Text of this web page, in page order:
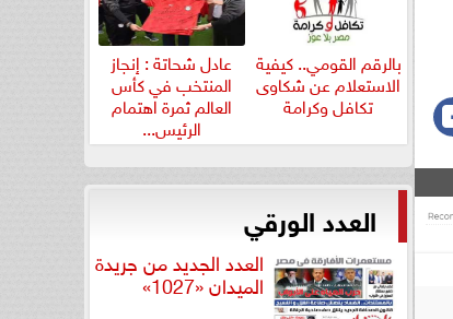
بالرقم القومي.. كيفية
الاستعلام عن شكاوى
تكافل وكرامة
عادل شحاتة : إنجاز
المنتخب في كأس
العالم ثمرة اهتمام
الرئيس...
العدد الورقي
العدد الجديد من جريدة
الميدان «1027»